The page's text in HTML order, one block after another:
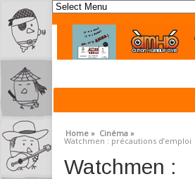
Home » Cinéma »
Watchmen : précautions d’emploi
Watchmen :